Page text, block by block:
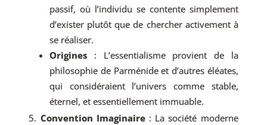
passif, où l’individu se contente simplement
d’exister plutôt que de chercher activement à
se réaliser.
Origines : L’essentialisme provient de la
philosophie de Parménide et d’autres éléates,
qui considéraient l’univers comme stable,
éternel, et essentiellement immuable.
Convention Imaginaire: La société moderne